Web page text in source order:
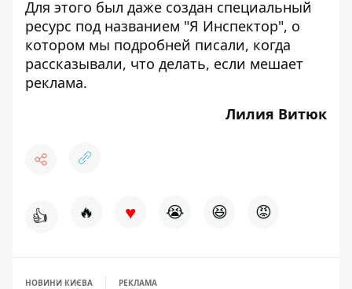
Для этого был даже создан специальный
ресурс под названием "Я Инспектор", о
котором мы подробней писали, когда
рассказывали, что делать, если мешает
реклама.
Лилия Витюк
👍 🔥 ♥ 😭 😆 😡
НОВИНИ КИЄВА РЕКЛАМА